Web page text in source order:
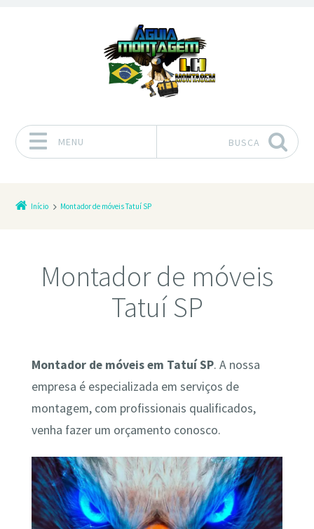
MENU BUSCA
Início Montador de móveis Tatuí SP
Montador de móveis
Tatuí SP
Montador de móveis em Tatuí SP. A nossa
empresa é especializada em serviços de
montagem, com profissionais qualificados,
venha fazer um orçamento conosco.